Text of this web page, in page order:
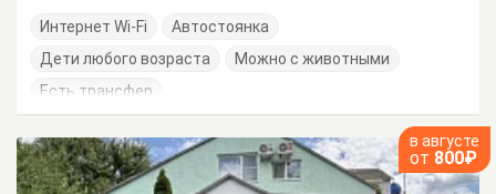
Интернет Wi-Fi
Автостоянка
Дети любого возраста
Можно с животными
Есть трансфер
в августе
от 800₽